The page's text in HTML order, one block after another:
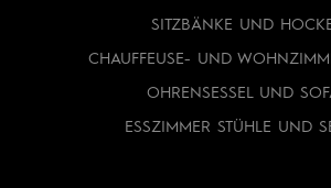
SITZBÄNKE UND
CHAUFFEUSE- UND
OHRENSESSEL UND
ESSZIMMER STÜHLE UND